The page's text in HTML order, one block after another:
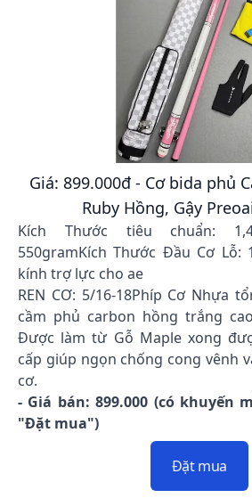
Giá: 899.000đ - Cơ bida phủ
Ruby Hồng, Gậy
Kích Thước tiêu chuẩn:
550gramKích Thước Đầu Cơ
kính trợ lực cho ae
REN CƠ: 5/16-18Phíp Cơ Nhựa
cầm phủ carbon hồng trắng
Được làm từ Gỗ Maple xong
cấp giúp ngọn chống cong vênh
cơ.
- Giá bán: 899.000 (có khuyến
"Đặt mua")
Đặt mua